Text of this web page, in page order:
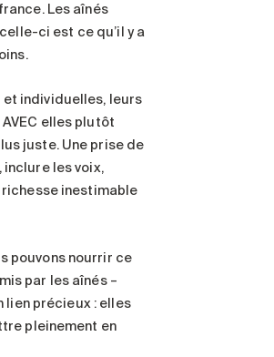
Les aînés
ci est ce qu’il y a
individuelles, leurs
elles plutôt
juste. Une prise de
inclure les voix,
richesse inestimable
pouvons nourrir ce
par les aînés –
lien précieux : elles
pleinement en